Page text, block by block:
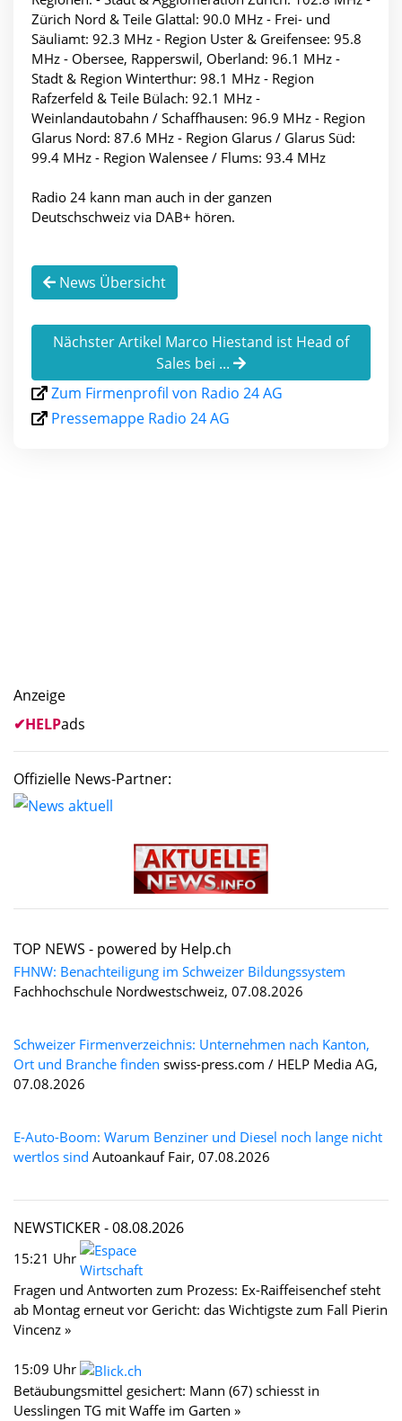
Zürich Nord & Teile Glattal: 90.0 MHz - Frei- und
Säuliamt: 92.3 MHz - Region Uster & Greifensee: 95.8
MHz - Obersee, Rapperswil, Oberland: 96.1 MHz -
Stadt & Region Winterthur: 98.1 MHz - Region
Rafzerfeld & Teile Bülach: 92.1 MHz -
Weinlandautobahn / Schaffhausen: 96.9 MHz - Region
Glarus Nord: 87.6 MHz - Region Glarus / Glarus Süd:
99.4 MHz - Region Walensee / Flums: 93.4 MHz
Radio 24 kann man auch in der ganzen
Deutschschweiz via DAB+ hören.
News Übersicht
Nächster Artikel Marco Hiestand ist Head of
Sales bei ...
Zum Firmenprofil von Radio 24 AG
Pressemappe Radio 24 AG
Anzeige
✔HELPads
Offizielle News-Partner:
TOP NEWS - powered by Help.ch
FHNW: Benachteiligung im Schweizer Bildungssystem
Fachhochschule Nordwestschweiz, 07.08.2026
Schweizer Firmenverzeichnis: Unternehmen nach Kanton,
Ort und Branche finden swiss-press.com / HELP Media AG,
07.08.2026
E-Auto-Boom: Warum Benziner und Diesel noch lange nicht
wertlos sind Autoankauf Fair, 07.08.2026
NEWSTICKER -08.08.2026
15:21 Uhr
Fragen und Antworten zum Prozess: Ex-Raiffeisenchef steht
ab Montag erneut vor Gericht: das Wichtigste zum Fall Pierin
Vincenz »
15:09 Uhr
Betäubungsmittel gesichert: Mann (67) schiesst in
Uesslingen TG mit Waffe im Garten »